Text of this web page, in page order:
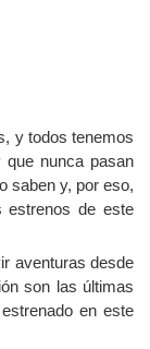
y todos tenemos
nunca pasan
saben y, por eso,
estrenos de este
aventuras desde
son las últimas
en este